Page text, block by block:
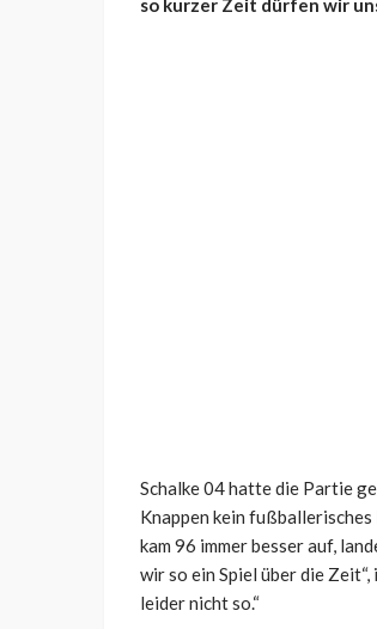
so kurzer Zeit dürfen wir
Schalke 04 hatte die Partie
Knappen kein
kam 96 immer besser auf,
wir so ein Spiel über die
leider nicht so.“